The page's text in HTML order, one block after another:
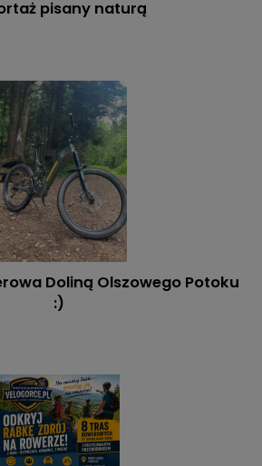
pisany naturą
Doliną Olszowego Potoku
:)